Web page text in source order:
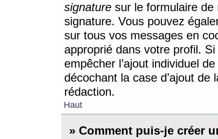
signature sur le formulaire de
signature. Vous pouvez
sur tous vos messages en
approprié dans votre profil.
empêcher l’ajout individuel
décochant la case d’ajout
rédaction.
Haut
» Comment puis-je créer